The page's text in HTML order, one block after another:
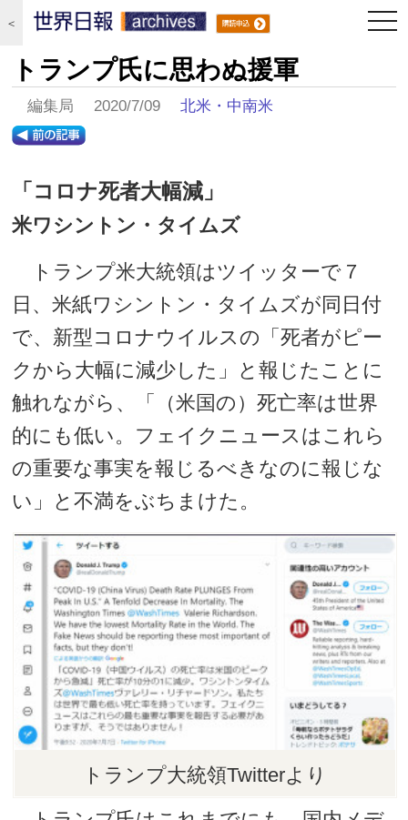
＜
トランプ氏に思わぬ援軍
編集局 2020/7/09北米・中南米
「コロナ死者大幅減」
米ワシントン・タイムズ
トランプ米大統領はツイッターで７
日、米紙ワシントン・タイムズが同日付
で、新型コロナウイルスの「死者がピー
クから大幅に減少した」と報じたことに
触れながら、「（米国の）死亡率は世界
的にも低い。フェイクニュースはこれら
の重要な事実を報じるべきなのに報じな
い」と不満をぶちまけた。
トランプ大統領Twitterより